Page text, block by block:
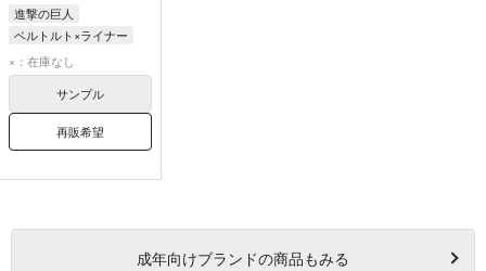
進撃の巨人
ベルトルト×ライナー
ベルトルト・フーバー
ライナー・ブラウン
×：在庫なし
サンプル
再販希望
成年向けブランドの商品もみる